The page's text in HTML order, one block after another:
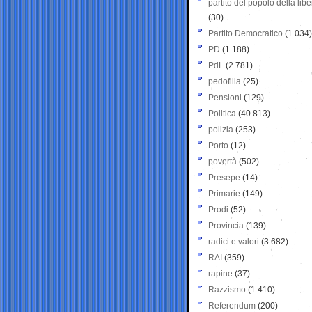
partito del popolo della
(30)
Partito Democratico (1.034)
PD (1.188)
PdL (2.781)
pedofilia (25)
Pensioni (129)
Politica (40.813)
polizia (253)
Porto (12)
povertà (502)
Presepe (14)
Primarie (149)
Prodi (52)
Provincia (139)
radici e valori (3.682)
RAI (359)
rapine (37)
Razzismo (1.410)
Referendum (200)